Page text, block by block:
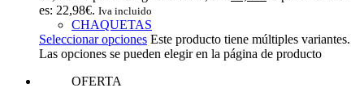
es: 22,98€. Iva incluido
CHAQUETAS
Seleccionar opciones Este producto tiene múltiples variantes.
Las opciones se pueden elegir en la página de producto
OFERTA